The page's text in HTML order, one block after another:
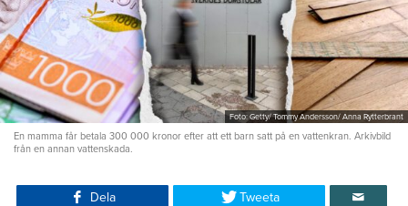
Foto: Getty/ Tommy Andersson/ Anna Rytterbrant
En mamma får betala 300 000 kronor efter att ett barn satt på en vattenkran. Arkivbild
från en annan vattenskada.
Dela Tweeta